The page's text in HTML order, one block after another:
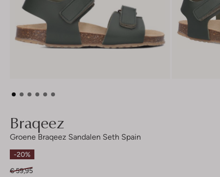
Braqeez
Groene Braqeez Sandalen Seth Spain
-20%
€ 59,95